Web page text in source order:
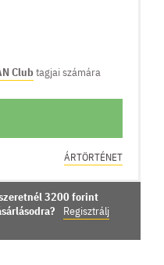
Clubtagjai számára
ÁRTÖRTÉNET
3200 forint
Regisztrálj